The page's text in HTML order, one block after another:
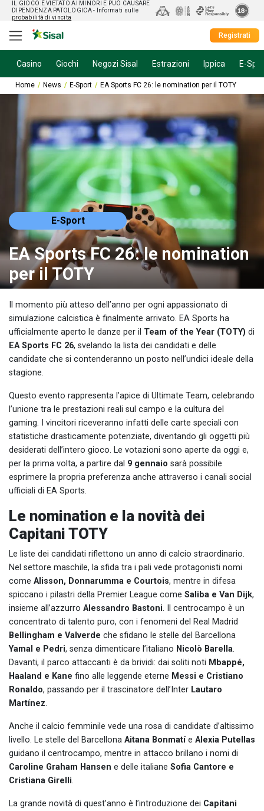
IL GIOCO È VIETATO AI MINORI E PUÒ CAUSARE
DIPENDENZA PATOLOGICA - Informati sulle
probabilità di vincita
Registrati
Casino Giochi Negozi Sisal Estrazioni Ippica E-
Home News E-Sport EA Sports FC 26: le nomination per il TOTY
E-Sport
EA Sports FC 26: le nomination
per il TOTY
Il momento più atteso dell’anno per ogni appassionato di
simulazione calcistica è finalmente arrivato. EA Sports ha
ufficialmente aperto le danze per il Team of the Year (TOTY) di
EA Sports FC 26, svelando la lista dei candidati e delle
candidate che si contenderanno un posto nell’undici ideale della
stagione.
Questo evento rappresenta l’apice di Ultimate Team, celebrando
l’unione tra le prestazioni reali sul campo e la cultura del
gaming. I vincitori riceveranno infatti delle carte speciali con
statistiche drasticamente potenziate, diventando gli oggetti più
desiderati dell’intero gioco. Le votazioni sono aperte da oggi e,
per la prima volta, a partire dal 9 gennaio sarà possibile
esprimere la propria preferenza anche attraverso i canali social
ufficiali di EA Sports.
Le nomination e la novità dei
Capitani TOTY
Le liste dei candidati riflettono un anno di calcio straordinario.
Nel settore maschile, la sfida tra i pali vede protagonisti nomi
come Alisson, Donnarumma e Courtois, mentre in difesa
spiccano i pilastri della Premier League come Saliba e Van Dijk,
insieme all’azzurro Alessandro Bastoni. Il centrocampo è un
concentrato di talento puro, con i fenomeni del Real Madrid
Bellingham e Valverde che sfidano le stelle del Barcellona
Yamal e Pedri, senza dimenticare l’italiano Nicolò Barella.
Davanti, il parco attaccanti è da brividi: dai soliti noti Mbappé,
Haaland e Kane fino alle leggende eterne Messi e Cristiano
Ronaldo, passando per il trascinatore dell’Inter Lautaro
Martínez.
Anche il calcio femminile vede una rosa di candidate d’altissimo
livello. Le stelle del Barcellona Aitana Bonmatíe Alexia Putellas
guidano il centrocampo, mentre in attacco brillano i nomi di
Caroline Graham Hansen e delle italiane Sofia Cantore e
Cristiana Girelli.
La grande novità di quest’anno è l’introduzione dei Capitani